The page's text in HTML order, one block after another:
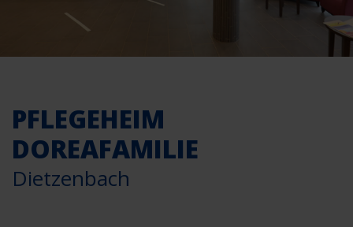
PFLEGEHEIM
DOREAFAMILIE
Dietzenbach